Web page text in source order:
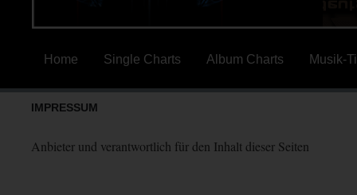
Home Single Charts Album Charts Musik-
IMPRESSUM
Anbieter und verantwortlich für den Inhalt dieser Seiten